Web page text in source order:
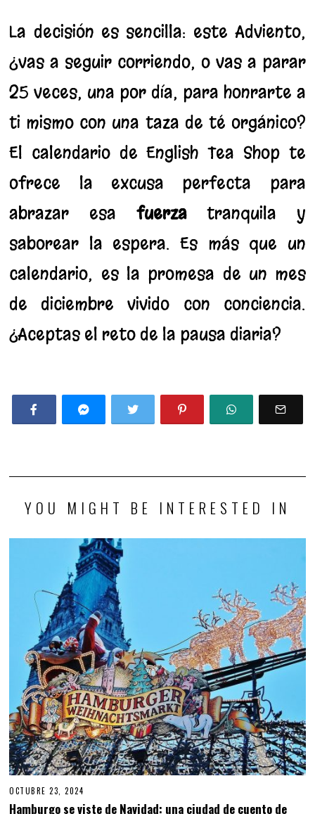
La decisión es sencilla: este Adviento,
¿vas a seguir corriendo, o vas a parar
25 veces, una por día, para honrarte a
ti mismo con una taza de té orgánico?
El calendario de English Tea Shop te
ofrece la excusa perfecta para
abrazar esa fuerzatranquila y
saborear la espera. Es más que un
calendario; es la promesa de un mes
de diciembre vivido con conciencia.
¿Aceptas el reto de la pausa diaria?
YOU MIGHT BE INTERESTED IN
OCTUBRE 23, 2024
Hamburgo se viste de Navidad: una ciudad de cuento de